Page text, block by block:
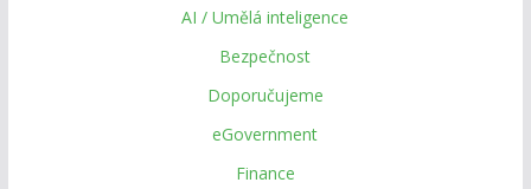
AI / Umělá inteligence
Bezpečnost
Doporučujeme
eGovernment
Finance